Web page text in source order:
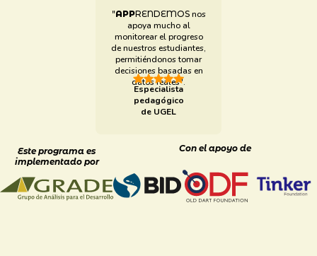
"APPRENDEMOSnos
apoya mucho al
monitorear el progreso
de nuestros estudiantes,
permitiéndonos tomar
decisiones basadas en
datos reales".
Especialista
pedagógico
de UGEL
Este programa es
implementado por
Con el apoyo de